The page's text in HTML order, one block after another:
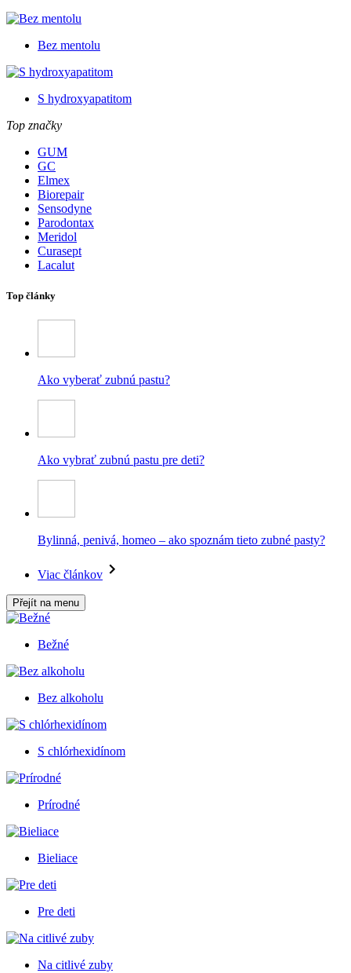
Bez mentolu
S hydroxyapatitom
Top značky
GUM
GC
Elmex
Biorepair
Sensodyne
Parodontax
Meridol
Curasept
Lacalut
Top články
Ako vyberať zubnú pastu?
Ako vybrať zubnú pastu pre deti?
Bylinná, penivá, homeo – ako spoznám tieto zubné pasty?
Viac článkov
Přejít na menu
Bežné
Bez alkoholu
S chlórhexidínom
Prírodné
Bieliace
Pre deti
Na citlivé zuby